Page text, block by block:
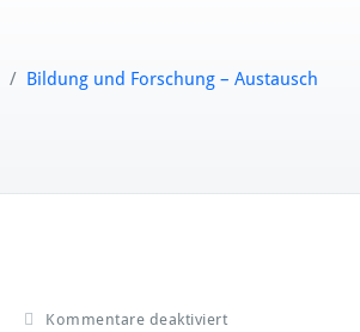
/ Bildung und Forschung – Austausch
Kommentare deaktiviert